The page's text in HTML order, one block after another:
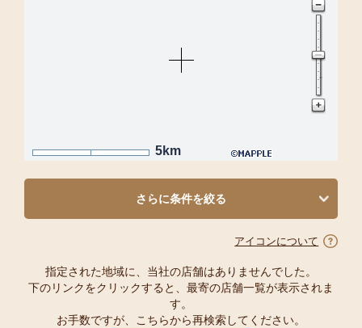
5km
さらに条件を絞る
アイコンについて
指定された地域に、当社の店舗はありませんでした。
下のリンクをクリックすると、最寄の店舗一覧が表示されま
す。
お手数ですが、こちらから再検索してください。